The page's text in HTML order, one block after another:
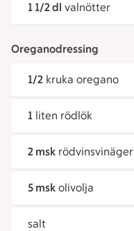
1 1/2 dl valnötter
Oreganodressing
1/2 kruka oregano
1 liten rödlök
2 msk rödvinsvinäger
5 msk olivolja
salt